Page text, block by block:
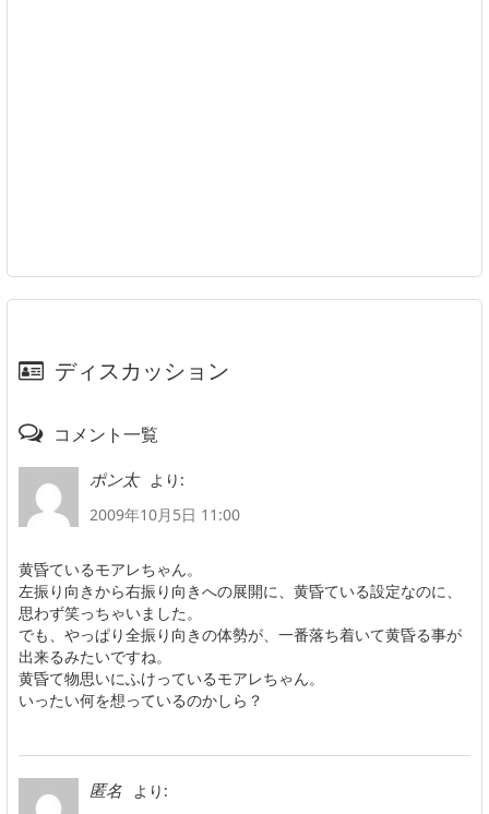
ディスカッション
コメント一覧
ポン太
より:
2009年10月5日 11:00
黄昏ているモアレちゃん。
左振り向きから右振り向きへの展開に、黄昏ている設定なのに、
思わず笑っちゃいました。
でも、やっぱり全振り向きの体勢が、一番落ち着いて黄昏る事が
出来るみたいですね。
黄昏て物思いにふけっているモアレちゃん。
いったい何を想っているのかしら？
匿名
より: